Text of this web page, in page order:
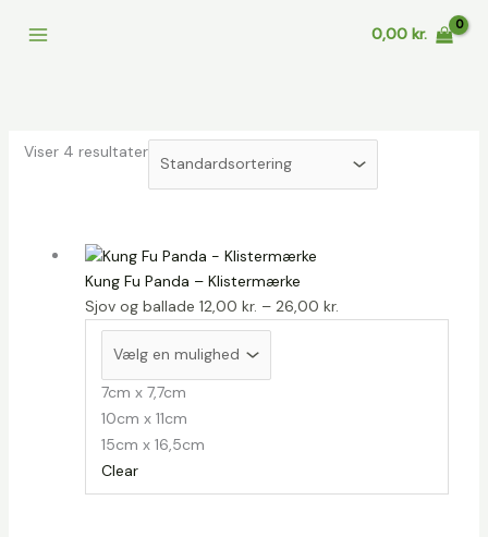
0,00kr.
Viser 4 resultater
Kung Fu Panda – Klistermærke
Sjov og ballade 12,00 kr. – 26,00 kr.
7cm x 7,7cm
10cm x 11cm
15cm x 16,5cm
Clear